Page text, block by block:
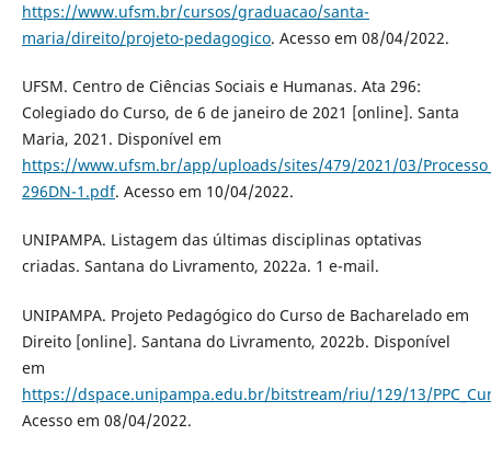
https://www.ufsm.br/cursos/graduacao/santa-
maria/direito/projeto-pedagogico. Acesso em 08/04/2022.
UFSM. Centro de Ciências Sociais e Humanas. Ata 296:
Colegiado do Curso, de 6 de janeiro de 2021 [online]. Santa
Maria, 2021. Disponível em
https://www.ufsm.br/app/uploads/sites/479/2021/03/
296DN-1.pdf. Acesso em 10/04/2022.
UNIPAMPA. Listagem das últimas disciplinas optativas
criadas. Santana do Livramento, 2022a. 1 e-mail.
UNIPAMPA. Projeto Pedagógico do Curso de Bacharelado em
Direito [online]. Santana do Livramento, 2022b. Disponível
em
https://dspace.unipampa.edu.br/bitstream/riu/129/13/
Acesso em 08/04/2022.